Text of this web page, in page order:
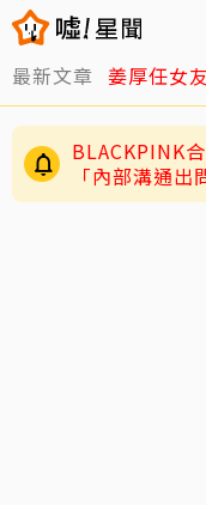
最新文章 姜厚任女
BLACKPINK
「內部溝通出